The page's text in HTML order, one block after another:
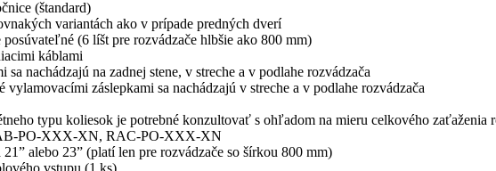
(štandard)
variantách ako v prípade predných dverí
(6 líšt pre rozvádzače hlbšie ako 800 mm)
káblami
nachádzajú na zadnej stene, v streche a v podlahe rozvádzača
záslepkami sa nachádzajú v streche a v podlahe rozvádzača
typu koliesok je potrebné konzultovať s ohľadom na mieru celkového zaťaženia
PO-XXX-XN, RAC-PO-XXX-XN
alebo 23” (platí len pre rozvádzače so šírkou 800 mm)
vstupu (1 ks)